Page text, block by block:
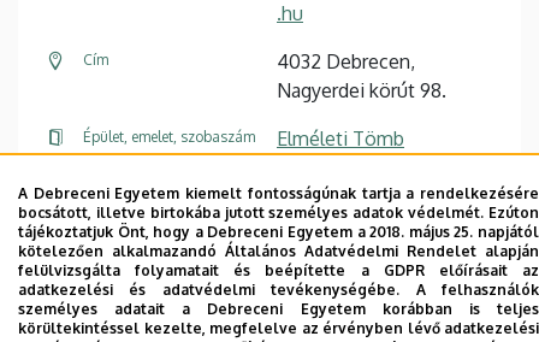
.hu
Cím
4032 Debrecen,
Nagyerdei körút 98.
Épület, emelet, szobaszám Elméleti Tömb
Weboldal Tudóstér profil
A Debreceni Egyetem kiemelt fontosságúnak tartja a rendelkezésére
bocsátott, illetve birtokába jutott személyes adatok védelmét. Ezúton
tájékoztatjuk Önt, hogy a Debreceni Egyetem a 2018. május 25. napjától
kötelezően alkalmazandó Általános Adatvédelmi Rendelet alapján
felülvizsgálta folyamatait és beépítette a GDPR előírásait az
adatkezelési és adatvédelmi tevékenységébe. A felhasználók
személyes adatait a Debreceni Egyetem korábban is teljes
körültekintéssel kezelte, megfelelve az érvényben lévő adatkezelési